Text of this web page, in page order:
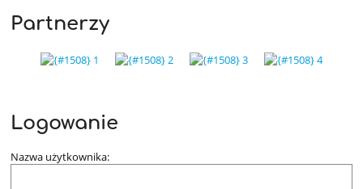
2025/2026:
Partnerzy
Logowanie
Nazwa użytkownika: